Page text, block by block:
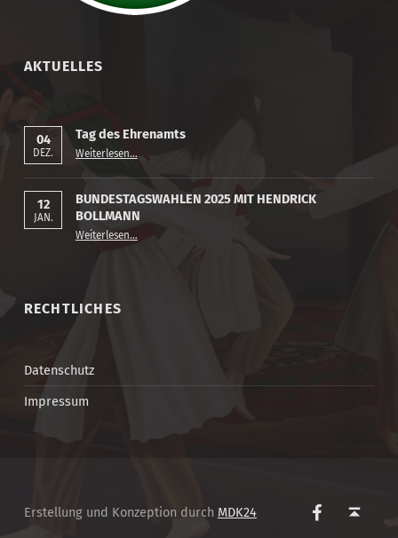
AKTUELLES
04
DEZ.
Tag des Ehrenamts
Weiterlesen…
12
JAN.
BUNDESTAGSWAHLEN 2025 MIT HENDRICK
BOLLMANN
Weiterlesen“BUNDESTAGSWAHLEN 2025 MIT HENDRICK BOLLMANN”
…
RECHTLICHES
Datenschutz
Impressum
Erstellung und Konzeption durch MDK24